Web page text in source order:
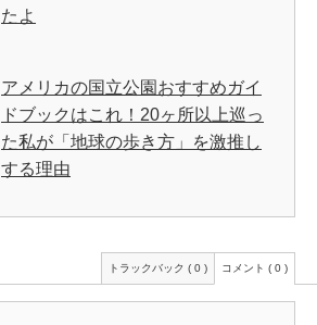
たよ
アメリカの国立公園おすすめガイ
ドブックはこれ！20ヶ所以上巡っ
た私が「地球の歩き方」を激推し
する理由
トラックバック ( 0 ) コメント ( 0 )